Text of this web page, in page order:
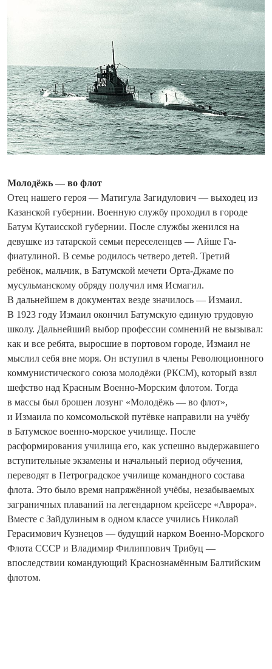
Молодёжь — во флот
Отец нашего героя — Матигула Загидулович — выходец из
Казанской губернии. Военную службу проходил в городе
Батум Кутаисской губернии. После службы женился на
девушке из татарской семьи переселенцев — Айше Га­
фиатулиной. В семье родилось четверо детей. Третий
ребёнок, мальчик, в Батумской мечети Орта-Джаме по
мусульманскому обряду получил имя Исмагил.
В дальнейшем в документах везде значилось — Измаил.
В 1923 году Измаил окончил Батумскую единую трудовую
школу. Дальнейший выбор профессии сомнений не вызывал:
как и все ребята, выросшие в портовом городе, Измаил не
мыслил себя вне моря. Он вступил в члены Революционного
коммунистического союза молодёжи (РКСМ), который взял
шефство над Красным Военно-Морским флотом. Тогда
в массы был брошен лозунг «Молодёжь — во флот»,
и Измаила по комсомольской путёвке направили на учёбу
в Батумское военно-морское училище. После
расформирования училища его, как успешно выдержавшего
вступительные экзамены и начальный период обучения,
переводят в Петроградское училище командного состава
флота. Это было время напряжённой учёбы, незабываемых
заграничных плаваний на легендарном крейсере «Аврора».
Вместе с Зайдулиным в одном классе учились Николай
Герасимович Кузнецов — будущий нарком Военно-Морского
Флота СССР и Владимир Филиппович Трибуц —
впоследствии командующий Краснознамённым Балтийским
флотом.